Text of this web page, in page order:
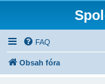
FAQ
Obsah fóra